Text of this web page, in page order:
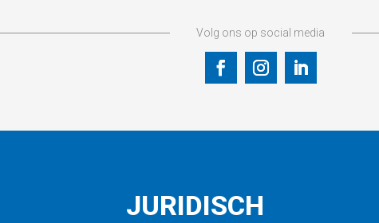
Volg ons op social media
JURIDISCH